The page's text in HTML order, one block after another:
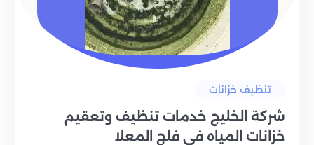
تنظيف خزانات
شركة الخليج خدمات تنظيف وتعقيم
خزانات المياه في فلج المعلا